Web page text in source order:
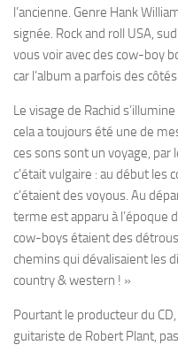
l’ancienne. Genre Hank
signée. Rock and roll USA,
vous voir avec des cow-boy
car l’album a parfois des
Le visage de Rachid
cela a toujours été une de
ces sons sont un voyage, par
c’était vulgaire : au début les
c’étaient des voyous. Au
terme est apparu à l’époque
cow-boys étaient des
chemins qui dévalisaient les
country & western ! »
Pourtant le producteur du
guitariste de Robert Plant,